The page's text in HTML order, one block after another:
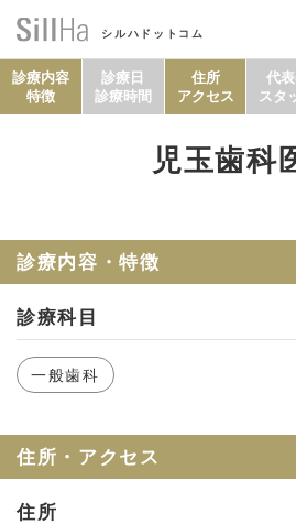
シルハドットコム
診療内容
特徴
診療日
診療時間
住所
アクセス
代
スタ
児玉歯科
診療内容・特徴
診療科目
一般歯科
住所・アクセス
住所